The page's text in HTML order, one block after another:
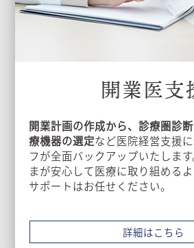
開業医支
開業計画の作成から、診療圏診
療機器の選定など医院経営支援
フが全面バックアップいたしま
まが安心して医療に取り組める
サポートはお任せください。
詳細はこちら